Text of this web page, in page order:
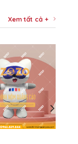
Xem tất cả +